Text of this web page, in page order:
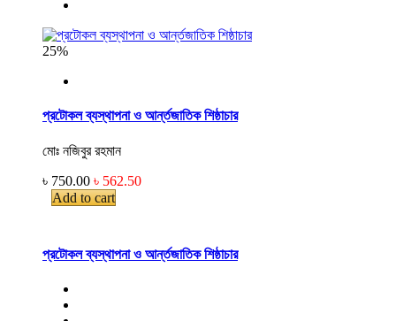
25%
প্রটোকল ব্যস্থাপনা ও আর্ন্তজাতিক শিষ্ঠাচার
মোঃ নজিবুর রহমান
৳ 750.00 ৳ 562.50
Add to cart
প্রটোকল ব্যস্থাপনা ও আর্ন্তজাতিক শিষ্ঠাচার